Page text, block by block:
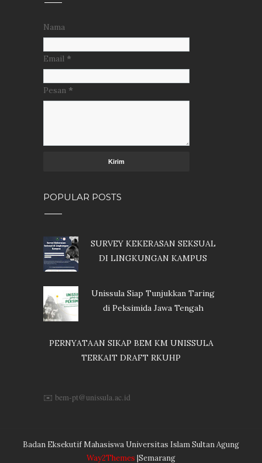
Nama
Email *
Pesan *
POPULAR POSTS
SURVEY KEKERASAN SEKSUAL
DI LINGKUNGAN KAMPUS
Unissula Siap Tunjukkan Taring
di Peksimida Jawa Tengah
PERNYATAAN SIKAP BEM KM UNISSULA
TERKAIT DRAFT RKUHP
✉️ bem-pt@unissula.ac.id
Badan Eksekutif Mahasiswa Universitas Islam Sultan Agung
Way2Themes |Semarang